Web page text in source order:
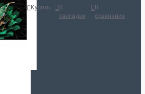
Купить
В
закладки
В
сравнение